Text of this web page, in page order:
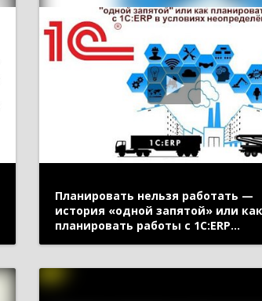
Планировать нельзя работать —
история «одной запятой» или как
планировать работы с 1С:ERP
в облаках» 14 мая 2020 г., Кислов
Алексей, «1С»)